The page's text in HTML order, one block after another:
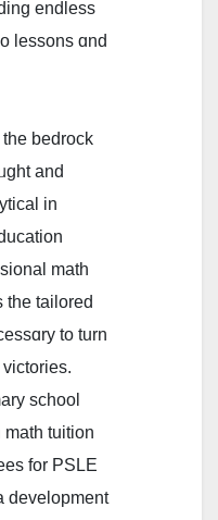
endless
lessons ɑnd
bedrock
and
in
math
thе tailored
to turn
school
tuition
for PSLE
development